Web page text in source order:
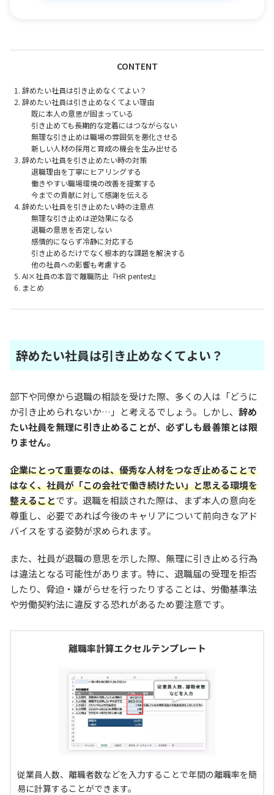
CONTENT
辞めたい社員は引き止めなくてよい？
辞めたい社員は引き止めなくてよい理由
既に本人の意思が固まっている
引き止めても長期的な定着にはつながらない
無理な引き止めは職場の雰囲気を悪化させる
新しい人材の採用と育成の機会を生み出せる
辞めたい社員を引き止めたい時の対策
退職理由を丁寧にヒアリングする
働きやすい職場環境の改善を提案する
今までの貢献に対して感謝を伝える
辞めたい社員を引き止めたい時の注意点
無理な引き止めは逆効果になる
退職の意思を否定しない
感情的にならず冷静に対応する
引き止めるだけでなく根本的な課題を解決する
他の社員への影響も考慮する
AI×社員の本音で離職防止『HR pentest』
まとめ
辞めたい社員は引き止めなくてよい？
部下や同僚から退職の相談を受けた際、多くの人は「どうに
か引き止められないか…」と考えるでしょう。しかし、 辞め
たい社員を無理に引き止めることが、必ずしも最善策とは限
りません。
企業にとって重要なのは、優秀な人材をつなぎ止めることで
はなく、社員が「この会社で働き続けたい」と思える環境を
整えることです。退職を相談された際は、まず本人の意向を
尊重し、必要であれば今後のキャリアについて前向きなアド
バイスをする姿勢が求められます。
また、社員が退職の意思を示した際、無理に引き止める行為
は違法となる可能性があります。特に、退職届の受理を拒否
したり、脅迫・嫌がらせを行ったりすることは、労働基準法
や労働契約法に違反する恐れがあるため要注意です。
離職率計算エクセルテンプレート
従業員人数、離職者数などを入力することで年間の離職率を簡
易に計算することができます。